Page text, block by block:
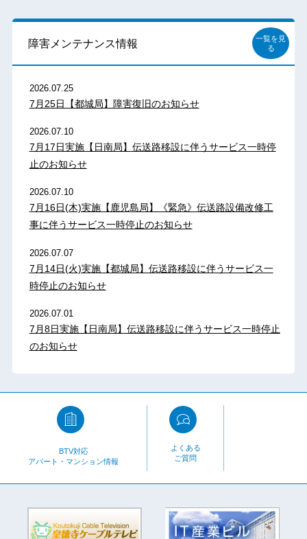
障害メンテナンス情報
一覧を見
る
2026.07.25
7月25日【都城局】障害復旧のお知らせ
2026.07.10
7月17日実施【日南局】伝送路移設に伴うサービス一時停
止のお知らせ
2026.07.10
7月16日(木)実施【鹿児島局】《緊急》伝送路設備改修工
事に伴うサービス一時停止のお知らせ
2026.07.07
7月14日(火)実施【都城局】伝送路移設に伴うサービス一
時停止のお知らせ
2026.07.01
7月8日実施【日南局】伝送路移設に伴うサービス一時停止
のお知らせ
BTV対応
アパート・マンション情報
よくある
ご質問